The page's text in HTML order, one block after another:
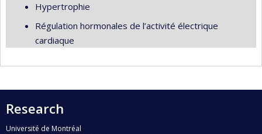
Hypertrophie
Régulation hormonales de l’activité électrique
cardiaque
Research
Université de Montréal